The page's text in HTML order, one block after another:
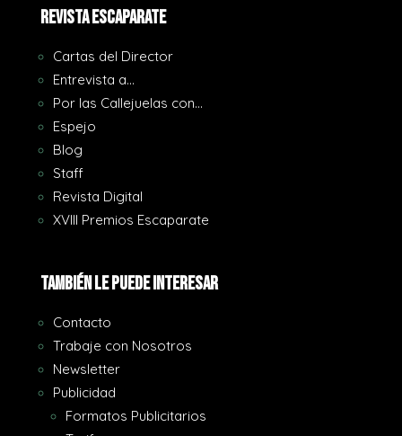
REVISTA ESCAPARATE
Cartas del Director
Entrevista a…
Por las Callejuelas con…
Espejo
Blog
Staff
Revista Digital
XVIII Premios Escaparate
También le puede interesar
Contacto
Trabaje con Nosotros
Newsletter
Publicidad
Formatos Publicitarios